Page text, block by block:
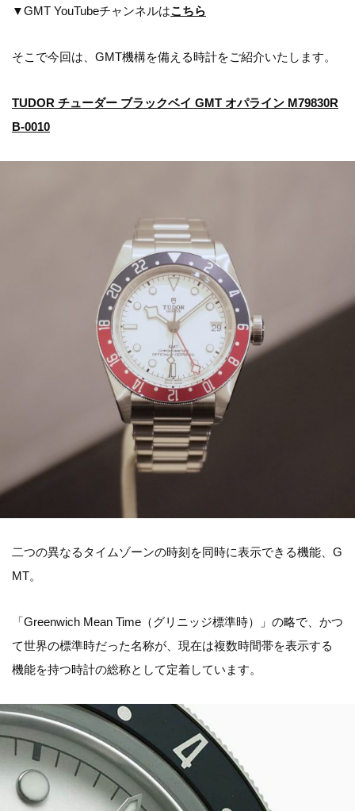
▼GMT YouTubeチャンネルはこちら
そこで今回は、GMT機構を備える時計をご紹介いたします。
TUDOR チューダー ブラックベイ GMT オパライン M79830R
B-0010
二つの異なるタイムゾーンの時刻を同時に表示できる機能、G
MT。
「Greenwich Mean Time（グリニッジ標準時）」の略で、かつ
て世界の標準時だった名称が、現在は複数時間帯を表示する
機能を持つ時計の総称として定着しています。